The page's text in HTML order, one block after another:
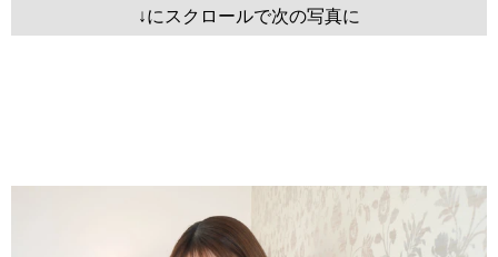
↓にスクロールで次の写真に